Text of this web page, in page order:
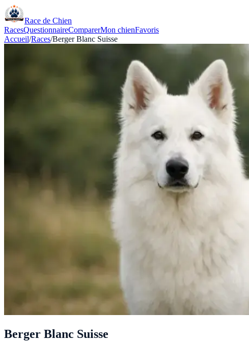
Race de Chien
RacesQuestionnaireComparerMon chienFavoris
Accueil/Races/Berger Blanc Suisse
Berger Blanc Suisse